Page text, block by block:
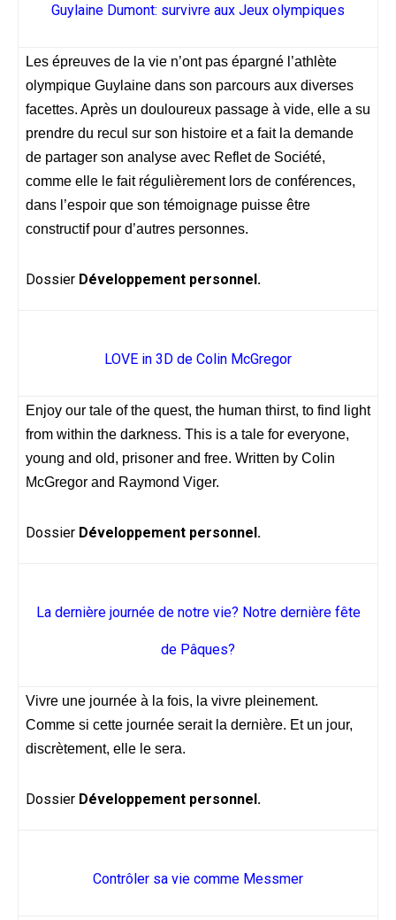
Guylaine Dumont: survivre aux Jeux olympiques
Les épreuves de la vie n’ont pas épargné l’athlète
olympique Guylaine dans son parcours aux diverses
facettes. Après un douloureux passage à vide, elle a su
prendre du recul sur son histoire et a fait la demande
de partager son analyse avec Reflet de Société,
comme elle le fait régulièrement lors de conférences,
dans l’espoir que son témoignage puisse être
constructif pour d’autres personnes.
Dossier Développement personnel.
LOVE in 3D de Colin McGregor
Enjoy our tale of the quest, the human thirst, to find light
from within the darkness. This is a tale for everyone,
young and old, prisoner and free. Written by Colin
McGregor and Raymond Viger.
Dossier Développement personnel.
La dernière journée de notre vie? Notre dernière fête
de Pâques?
Vivre une journée à la fois, la vivre pleinement.
Comme si cette journée serait la dernière. Et un jour,
discrètement, elle le sera.
Dossier Développement personnel.
Contrôler sa vie comme Messmer